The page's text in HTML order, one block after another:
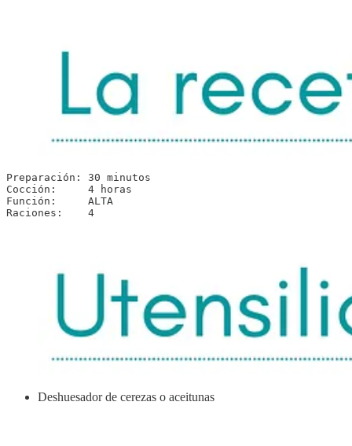
Preparación: 30 minutos
Cocción:     4 horas
Función:     ALTA
Raciones:    4
Deshuesador de cerezas o aceitunas